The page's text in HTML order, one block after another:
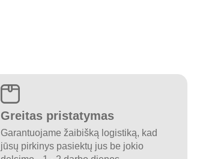
Greitas pristatymas
Garantuojame žaibišką logistiką, kad
jūsų pirkinys pasiektų jus be jokio